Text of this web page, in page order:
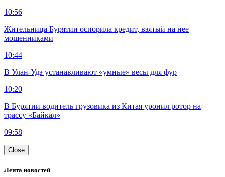
10:56
Жительница Бурятии оспорила кредит, взятый на нее
мошенниками
10:44
В Улан-Удэ устанавливают «умные» весы для фур
10:20
В Бурятии водитель грузовика из Китая уронил ротор на
трассу «Байкал»
09:58
Close
Лента новостей